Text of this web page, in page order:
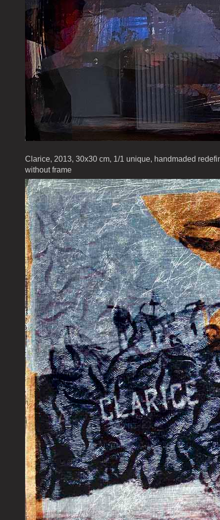
Clarice, 2013, 30x30 cm, 1/1 unique, handmaded
without frame